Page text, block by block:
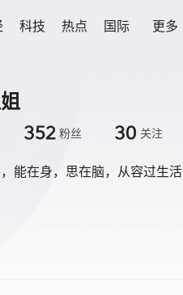
科技 热点 国际 更多
352 粉丝 30 关注
能在身，思在脑，从容过生活